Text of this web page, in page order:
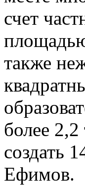
счет
также
более 2,2
создать
Ефимов.